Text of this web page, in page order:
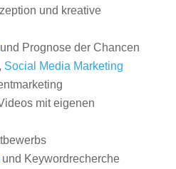
und kreative
Prognose der Chancen
, Social Media Marketing
mit eigenen
Keywordrecherche